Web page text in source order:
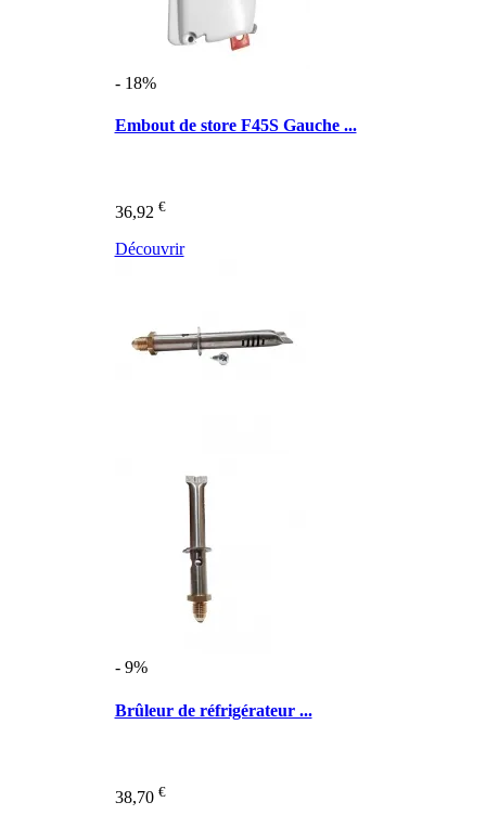
- 18%
Embout de store F45S Gauche ...
36,92 €
Découvrir
- 9%
Brûleur de réfrigérateur ...
38,70 €